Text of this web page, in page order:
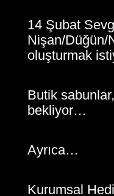
14 Şubat
Nişan/Düğün/
oluşturmak
Butik
bekliyor…
Ayrıca…
Kurumsal